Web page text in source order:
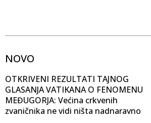
NOVO
OTKRIVENI REZULTATI TAJNOG
GLASANJA VATIKANA O FENOMENU
MEĐUGORJA: Većina crkvenih
zvaničnika ne vidi ništa nadnaravno